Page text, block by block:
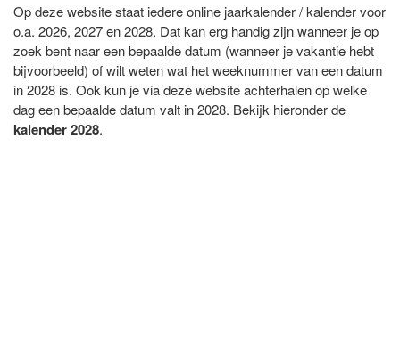
Op deze website staat iedere online jaarkalender / kalender voor
o.a. 2026, 2027 en 2028. Dat kan erg handig zijn wanneer je op
zoek bent naar een bepaalde datum (wanneer je vakantie hebt
bijvoorbeeld) of wilt weten wat het weeknummer van een datum
in 2028 is. Ook kun je via deze website achterhalen op welke
dag een bepaalde datum valt in 2028. Bekijk hieronder de
kalender 2028.